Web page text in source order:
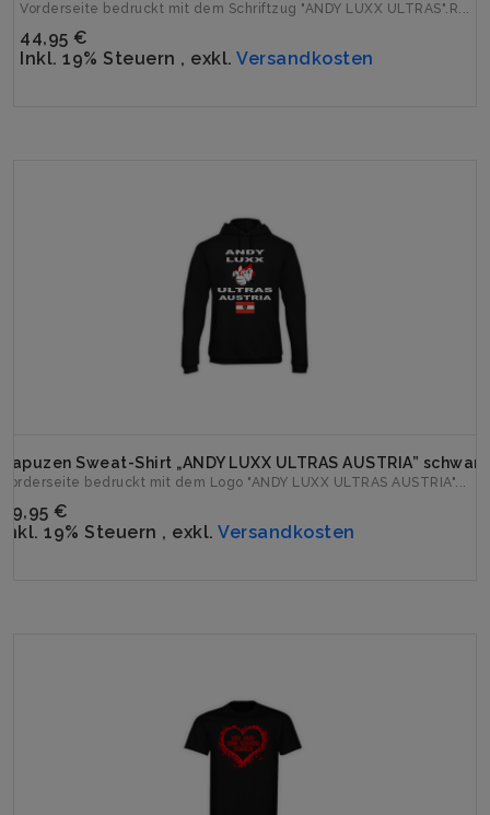
Vorderseite bedruckt mit dem Schriftzug "ANDY LUXX ULTRAS".R...
44,95 €
Inkl. 19% Steuern , exkl.Versandkosten
Kapuzen Sweat-Shirt „ANDY LUXX ULTRAS AUSTRIA” schwarz
Vorderseite bedruckt mit dem Logo "ANDY LUXX ULTRAS AUSTRIA"...
39,95 €
Inkl. 19% Steuern , exkl. Versandkosten